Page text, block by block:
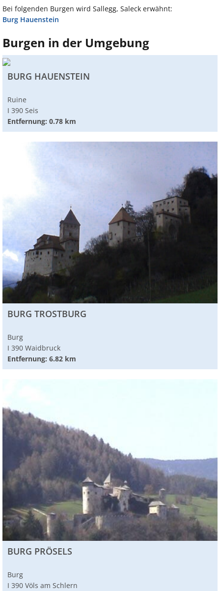
Bei folgenden Burgen wird Sallegg, Saleck erwähnt:
Burg Hauenstein
Burgen in der Umgebung
BURG HAUENSTEIN
Ruine
I 390 Seis
Entfernung: 0.78 km
BURG TROSTBURG
Burg
I 390 Waidbruck
Entfernung: 6.82 km
BURG PRÖSELS
Burg
I 390 Völs am Schlern